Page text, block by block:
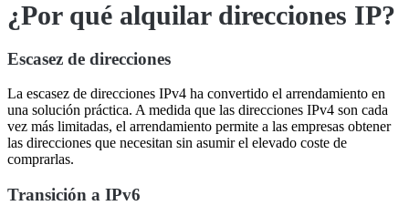
¿Por qué alquilar direcciones IP?
Escasez de direcciones
La escasez de direcciones IPv4 ha convertido el arrendamiento en
una solución práctica. A medida que las direcciones IPv4 son cada
vez más limitadas, el arrendamiento permite a las empresas obtener
las direcciones que necesitan sin asumir el elevado coste de
comprarlas.
Transición a IPv6